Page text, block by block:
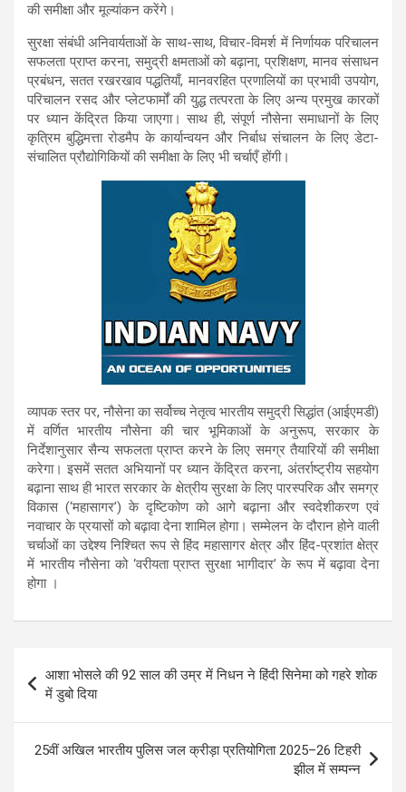
की समीक्षा और मूल्यांकन करेंगे।
सुरक्षा संबंधी अनिवार्यताओं के साथ-साथ, विचार-विमर्श में निर्णायक परिचालन
सफलता प्राप्त करना, समुद्री क्षमताओं को बढ़ाना, प्रशिक्षण, मानव संसाधन
प्रबंधन, सतत रखरखाव पद्धतियाँ, मानवरहित प्रणालियों का प्रभावी उपयोग,
परिचालन रसद और प्लेटफार्मों की युद्ध तत्परता के लिए अन्य प्रमुख कारकों
पर ध्यान केंद्रित किया जाएगा। साथ ही, संपूर्ण नौसेना समाधानों के लिए
कृत्रिम बुद्धिमत्ता रोडमैप के कार्यान्वयन और निर्बाध संचालन के लिए डेटा-
संचालित प्रौद्योगिकियों की समीक्षा के लिए भी चर्चाएँ होंगी।
व्यापक स्तर पर, नौसेना का सर्वोच्च नेतृत्व भारतीय समुद्री सिद्धांत (आईएमडी)
में वर्णित भारतीय नौसेना की चार भूमिकाओं के अनुरूप, सरकार के
निर्देशानुसार सैन्य सफलता प्राप्त करने के लिए समग्र तैयारियों की समीक्षा
करेगा। इसमें सतत अभियानों पर ध्यान केंद्रित करना, अंतर्राष्ट्रीय सहयोग
बढ़ाना साथ ही भारत सरकार के क्षेत्रीय सुरक्षा के लिए पारस्परिक और समग्र
विकास (‘महासागर’) के दृष्टिकोण को आगे बढ़ाना और स्वदेशीकरण एवं
नवाचार के प्रयासों को बढ़ावा देना शामिल होगा। सम्मेलन के दौरान होने वाली
चर्चाओं का उद्देश्य निश्चित रूप से हिंद महासागर क्षेत्र और हिंद-प्रशांत क्षेत्र
में भारतीय नौसेना को ‘वरीयता प्राप्त सुरक्षा भागीदार’ के रूप में बढ़ावा देना
होगा ।
navigation
आशा भोसले की 92 साल की उम्र में निधन ने हिंदी सिनेमा को गहरे शोक
में डुबो दिया
25वीं अखिल भारतीय पुलिस जल क्रीड़ा प्रतियोगिता 2025–26 टिहरी
झील में सम्पन्न